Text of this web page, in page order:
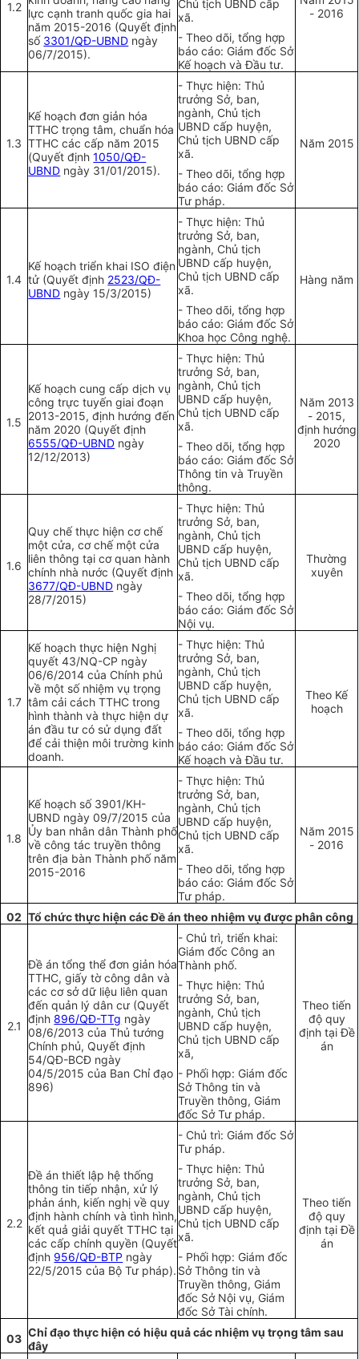
1.2 lực cạnh tranh quốc gia hai
năm 2015-2016 (Quyết định
số 3301/QĐ-UBND ngày
06/7/2015).
Chủ tịch UBND cấp
xã.
- Theo dõi, tổng hợp
báo cáo: Giám đốc Sở
Kế hoạch và Đầu tư.
- 2016
1.3
Kế hoạch đơn giản hóa
TTHC trọng tâm, chuẩn hóa
TTHC các cấp năm 2015
(Quyết định1050/QĐ-
UBND ngày 31/01/2015).
- Thực hiện: Thủ
trưởng Sở, ban,
ngành, Chủ tịch
UBND cấp huyện,
Chủ tịch UBND cấp
xã.
- Theo dõi, tổng hợp
báo cáo: Giám đốc Sở
Tư pháp.
Năm 2015
1.4
Kế hoạch triển khai ISO điện
tử (Quyết định 2523/QĐ-
UBND ngày 15/3/2015)
- Thực hiện: Thủ
trưởng Sở, ban,
ngành, Chủ tịch
UBND cấp huyện,
Chủ tịch UBND cấp
xã.
- Theo dõi, tổng hợp
báo cáo: Giám đốc Sở
Khoa học Công nghệ.
Hàng năm
1.5
Kế hoạch cung cấp dịch vụ
công trực tuyến giai đoạn
2013-2015, định hướng đến
năm 2020 (Quyết định
6555/QĐ-UBND ngày
12/12/2013)
- Thực hiện: Thủ
trưởng Sở, ban,
ngành, Chủ tịch
UBND cấp huyện,
Chủ tịch UBND cấp
xã.
- Theo dõi,tổng hợp
báo cáo: Giám đốc Sở
Thông tin và Truyền
thông.
Năm 2013
- 2015,
định hướng
2020
1.6
Quy chế thực hiện cơ chế
một cửa, cơ chế một cửa
liên thông tại cơ quan hành
chính nhà nước (Quyết định
3677/QĐ-UBND ngày
28/7/2015)
- Thực hiện: Thủ
trưởng Sở, ban,
ngành, Chủ tịch
UBND cấp huyện,
Chủ tịch UBND cấp
xã.
- Theo dõi, tổng hợp
báo cáo: Giám đốc Sở
Nội vụ.
Thường
xuyên
1.7
Kế hoạch thực hiện Nghị
quyết 43/NQ-CP ngày
06/6/2014 của Chính phủ
về một số nhiệm vụ trọng
tâm cải cách TTHC trong
hình thành và thực hiện dự
án đầu tư có sử dụng đất
để cải thiện môi trường kinh
doanh.
- Thực hiện: Thủ
trưởng Sở, ban,
ngành, Chủ tịch
UBND cấp huyện,
Chủ tịch UBND cấp
xã.
- Theo dõi, tổng hợp
báo cáo: Giám đốc Sở
Kế hoạch và Đầu tư.
Theo Kế
hoạch
1.8
Kế hoạch số 3901/KH-
UBND ngày 09/7/2015 của
Ủy ban nhân dân Thành phố
về công tác truyền thông
trên địa bàn Thành phố năm
2015-2016
- Thực hiện: Thủ
trưởng Sở, ban,
ngành, Chủ tịch
UBND cấp huyện,
Chủ tịch UBND cấp
xã.
- Theo dõi, tổng hợp
báo cáo: Giám đốc Sở
Tư pháp.
Năm 2015
- 2016
02 Tổ chức thực hiện các Đề án theo nhiệm vụ được phân công
2.1
Đề án tổng thể đơn giản hóa
TTHC, giấy tờ công dân và
các cơ sở dữ liệu liên quan
đến quản lý dân cư (Quyết
định896/QĐ-TTg ngày
08/6/2013 của Thủ tướng
Chính phủ, Quyết định
54/QĐ-BCĐ ngày
04/5/2015 của Ban Chỉ đạo
896)
- Chủ trì, triển khai:
Giám đốc Công an
Thành phố.
- Thực hiện: Thủ
trưởng Sở, ban,
ngành, Chủ tịch
UBND cấp huyện,
Chủ tịch UBND cấp
xã,
- Phối hợp: Giám đốc
Sở Thông tin và
Truyền thông, Giám
đốc Sở Tư pháp.
Theo tiến
độ quy
định tại Đề
án
2.2
Đề án thiết lập hệ thống
thông tin tiếp nhận, xử lý
phản ánh, kiến nghị về quy
định hành chính và tình hình,
kết quả giải quyết TTHC tại
các cấp chính quyền (Quyết
định 956/QĐ-BTP ngày
22/5/2015 của Bộ Tư pháp).
- Chủ trì: Giám đốc Sở
Tư pháp.
- Thực hiện: Thủ
trưởng Sở, ban,
ngành, Chủ tịch
UBND cấp huyện,
Chủ tịch UBND cấp
xã.
- Phối hợp: Giám đốc
Sở Thông tin và
Truyền thông, Giám
đốc Sở Nội vụ, Giám
đốc Sở Tài chính.
Theo tiến
độ quy
định tại Đề
án
03 Chỉ đạo thực hiện có hiệu quả các nhiệm vụ trọng tâm sau
đây